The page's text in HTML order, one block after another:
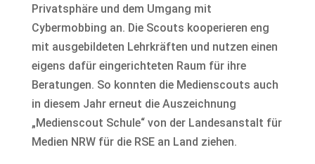
Privatsphäre und dem Umgang mit
Cybermobbing an. Die Scouts kooperieren eng
mit ausgebildeten Lehrkräften und nutzen einen
eigens dafür eingerichteten Raum für ihre
Beratungen. So konnten die Medienscouts auch
in diesem Jahr erneut die Auszeichnung
„Medienscout Schule“ von der Landesanstalt für
Medien NRW für die RSE an Land ziehen.